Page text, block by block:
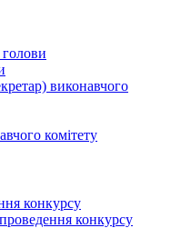
виконавчого
комітету
конкурсу
конкурсу